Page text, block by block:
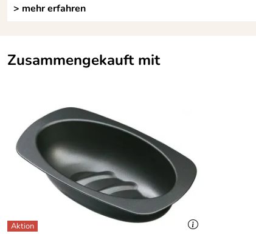
> mehr erfahren
Zusammengekauft mit